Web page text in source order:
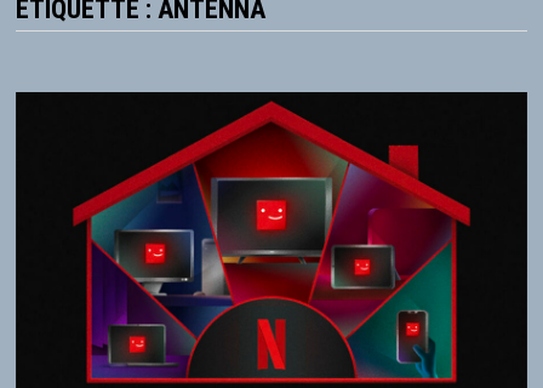
ÉTIQUETTE : ANTENNA